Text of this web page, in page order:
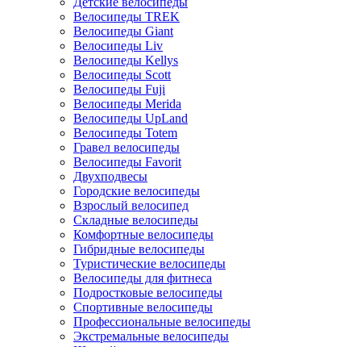
Велосипеды TREK
Велосипеды Giant
Велосипеды Liv
Велосипеды Kellys
Велосипеды Scott
Велосипеды Fuji
Велосипеды Merida
Велосипеды UpLand
Велосипеды Totem
Гравел велосипеды
Велосипеды Favorit
Двухподвесы
Городские велосипеды
Взрослый велосипед
Складные велосипеды
Комфортные велосипеды
Гибридные велосипеды
Туристические велосипеды
Велосипеды для фитнеса
Подростковые велосипеды
Спортивные велосипеды
Профессиональные велосипеды
Экстремальные велосипеды